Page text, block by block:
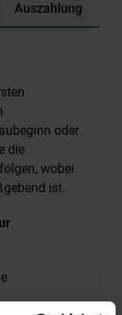
Auszahlung
oder
die
wobei
ist.